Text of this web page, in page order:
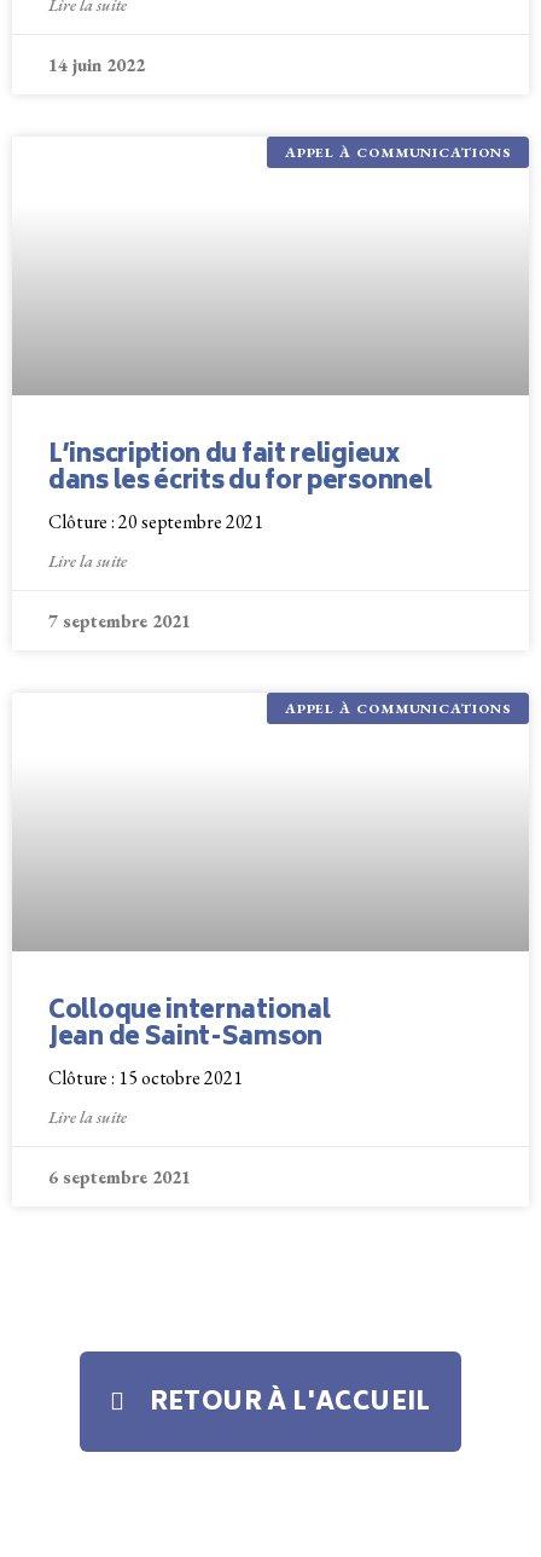
Lire la suite
14 juin 2022
APPEL À COMMUNICATIONS
L’inscription du fait religieux
dans les écrits du for personnel
Clôture : 20 septembre 2021
Lire la suite
7 septembre 2021
APPEL À COMMUNICATIONS
Colloque international
Jean de Saint-Samson
Clôture : 15 octobre 2021
Lire la suite
6 septembre 2021
RETOUR À L'ACCUEIL